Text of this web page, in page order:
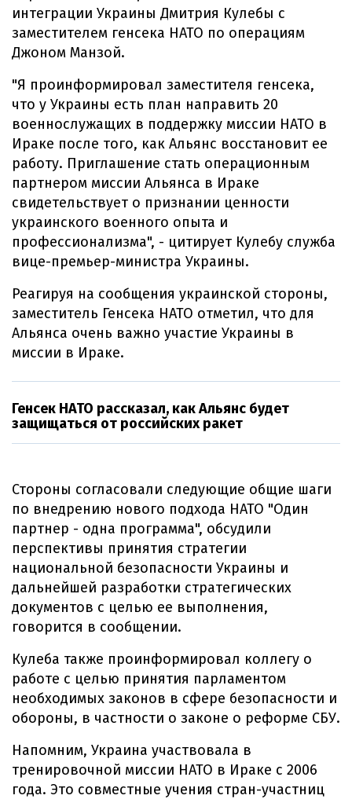
интеграции Украины Дмитрия Кулебы с
заместителем генсека НАТО по операциям
Джоном Манзой.
"Я проинформировал заместителя генсека,
что у Украины есть план направить 20
военнослужащих в поддержку миссии НАТО в
Ираке после того, как Альянс восстановит ее
работу. Приглашение стать операционным
партнером миссии Альянса в Ираке
свидетельствует о признании ценности
украинского военного опыта и
профессионализма", - цитирует Кулебу служба
вице-премьер-министра Украины.
Реагируя на сообщения украинской стороны,
заместитель Генсека НАТО отметил, что для
Альянса очень важно участие Украины в
миссии в Ираке.
Генсек НАТО рассказал, как Альянс будет
защищаться от российских ракет
Стороны согласовали следующие общие шаги
по внедрению нового подхода НАТО "Один
партнер - одна программа", обсудили
перспективы принятия стратегии
национальной безопасности Украины и
дальнейшей разработки стратегических
документов с целью ее выполнения,
говорится в сообщении.
Кулеба также проинформировал коллегу о
работе с целью принятия парламентом
необходимых законов в сфере безопасности и
обороны, в частности о законе о реформе СБУ.
Напомним, Украина участвовала в
тренировочной миссии НАТО в Ираке с 2006
года. Это совместные учения стран-участниц